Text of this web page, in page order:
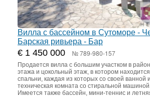
Вилла с бассейном в Сутоморе -
Барская ривьера - Бар
€ 1 450 000 № 789-980-157
Продается вилла с большим участком в
этажа и цокольный этаж, в котором
спальни, каждая из которых со своей ванной
техническая комната со стиральной
Имеется также бассейн, мини-теннис и